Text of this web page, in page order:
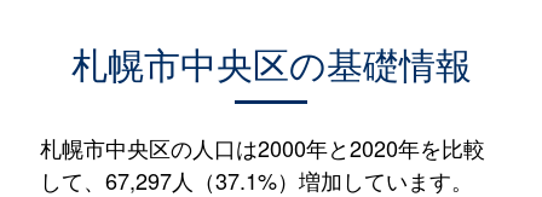
札幌市中央区の基礎情報
札幌市中央区の人口は2000年と2020年を比較
して、67,297人（37.1%）増加しています。